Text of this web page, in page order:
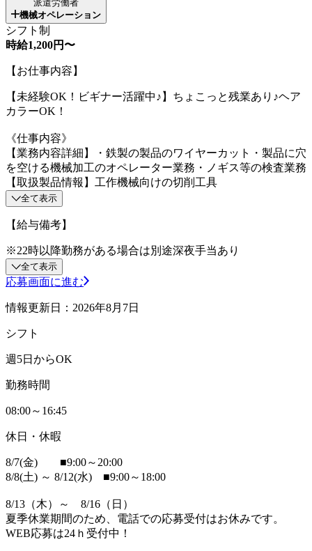
派遣労働者
機械オペレーション
シフト制
時給1,200円〜
【お仕事内容】
【未経験OK！ビギナー活躍中♪】ちょこっと残業あり♪ヘア
カラーOK！
《仕事内容》
【業務内容詳細】・鉄製の製品のワイヤーカット・製品に穴
を空ける機械加工のオペレーター業務・ノギス等の検査業務
【取扱製品情報】工作機械向けの切削工具
全て表示
【給与備考】
※22時以降勤務がある場合は別途深夜手当あり
全て表示
応募画面に進む
情報更新日：2026年8月7日
シフト
週5日からOK
勤務時間
08:00～16:45
休日・休暇
8/7(金) ■9:00～20:00
8/8(土) ～ 8/12(水) ■9:00～18:00
8/13（木）～ 8/16（日）
夏季休業期間のため、電話での応募受付はお休みです。
WEB応募は24ｈ受付中！